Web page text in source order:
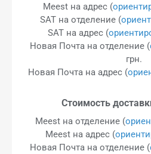
Meest на адрес (
SAT на отделение (
SAT на адрес (
Новая Почта на отделение (
грн.
Новая Почта на адрес (
Стоимость
Meest на отделение (
Meest на адрес (
Новая Почта на отделение (